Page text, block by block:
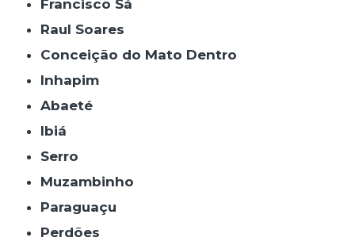
Francisco Sá
Raul Soares
Conceição do Mato Dentro
Inhapim
Abaeté
Ibiá
Serro
Muzambinho
Paraguaçu
Perdões